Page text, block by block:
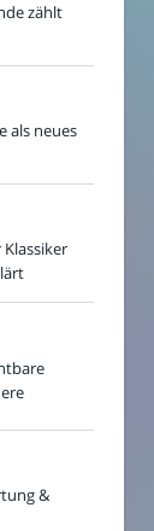
zählt
als neues
Klassiker
&